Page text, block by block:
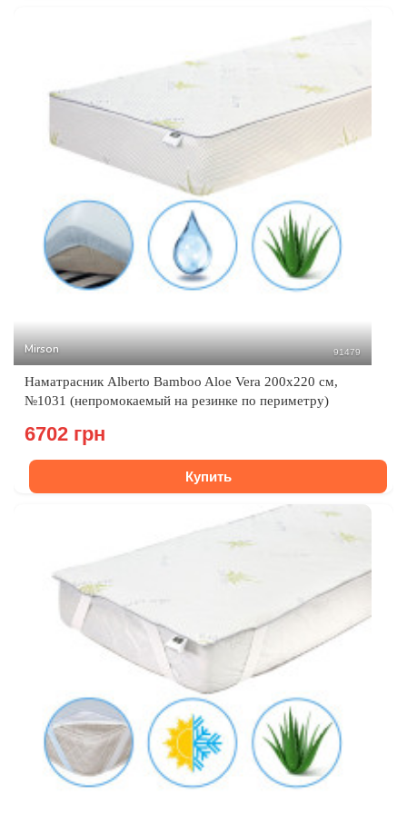
Mirson 91479
Наматрасник Alberto Bamboo Aloe Vera 200x220 см,
№1031 (непромокаемый на резинке по периметру)
6702 грн
Купить